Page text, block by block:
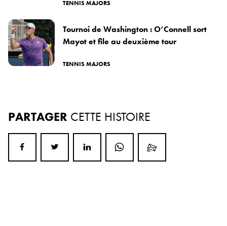
TENNIS MAJORS
Tournoi de Washington : O’Connell sort
Mayot et file au deuxième tour
TENNIS MAJORS
PARTAGER CETTE HISTOIRE